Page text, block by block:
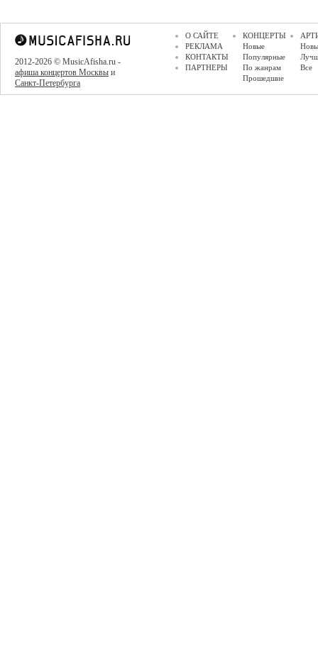
2012-2026 © MusicAfisha.ru -
афиша концертов Москвы и
Санкт-Петербурга
О САЙТЕ
РЕКЛАМА
КОНТАКТЫ
ПАРТНЕРЫ
КОНЦЕРТЫ
Новые
Популярные
По жанрам
Прошедшие
Все